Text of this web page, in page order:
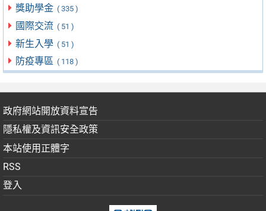
獎助學金 ( 335 )
國際交流 ( 51 )
新生入學 ( 51 )
防疫專區 ( 118 )
政府網站開放資料宣告
隱私權及資訊安全政策
本站使用正體字
RSS
登入